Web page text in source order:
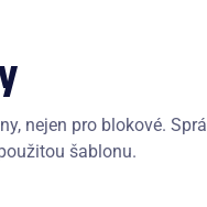
nejen pro blokové.
šablonu.